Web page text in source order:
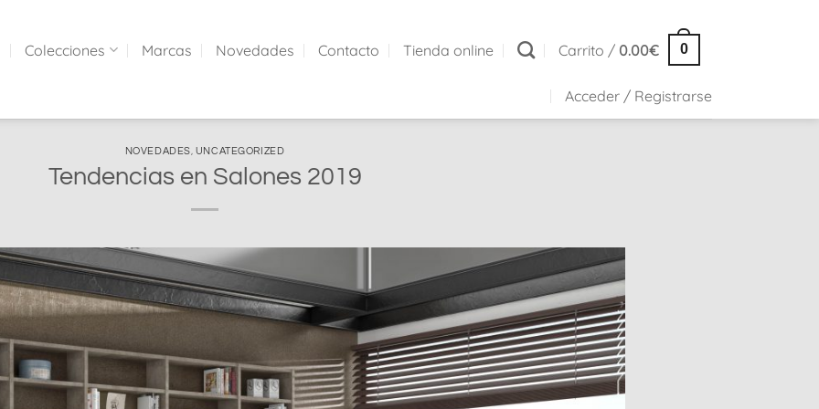
Colecciones Marcas Novedades Contacto Tienda online Carrito / 0.00€ 0
Acceder / Registrarse
NOVEDADES UNCATEGORIZED
Tendencias en Salones 2019